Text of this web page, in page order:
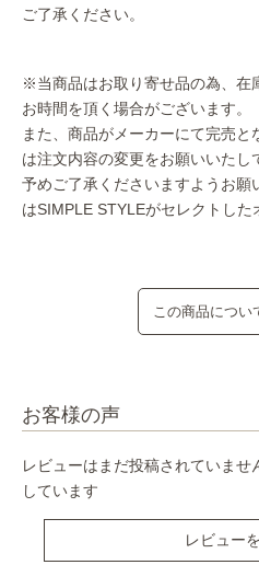
ご了承ください。
※当商品はお取り寄せ品の為、在
お時間を頂く場合がございます。
また、商品がメーカーにて完売と
は注文内容の変更をお願いいたし
予めご了承くださいますようお願
はSIMPLE STYLEがセレクトした
この商品につい
お客様の声
レビューはまだ投稿されていま
しています
レビュー